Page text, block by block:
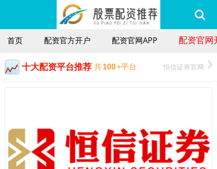
首页 配资官方开户 配资官网APP 配资官网
十大配资平台推荐 共100+平台 恒信证券官网